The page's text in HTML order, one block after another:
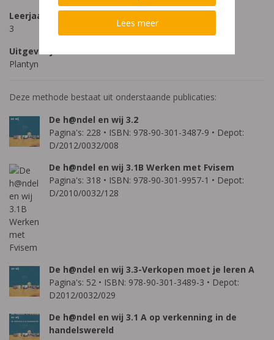
Leerjaar
3
Uitgeverij
Plantyn
Deze methode bestaat uit onderstaande publicaties:
De h@ndel en wij 3.2
Pagina's: 228 • ISBN: 978-90-301-3487-9 • Depot:
D/2012/0032/008
De h@ndel en wij 3.1B Werken met Fvisem
Pagina's: 318 • ISBN: 978-90-301-9957-1 • Depot:
D/2010/0032/128
De h@ndel en wij 3.3-Verkopen moet je leren A
Pagina's: 52 • ISBN: 978-90-301-3489-3 • Depot:
D2012/0032/029
De h@ndel en wij 3.1 A op verkenning in de
handelswereld
Lees meer